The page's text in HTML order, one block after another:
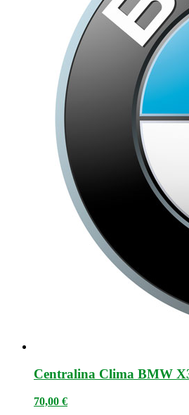
Centralina Clima BMW
70,00 €